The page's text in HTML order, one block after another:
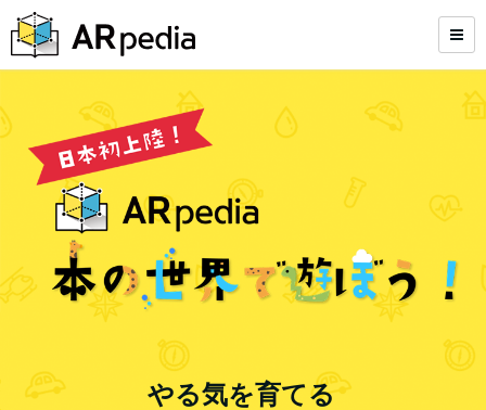
やる気を育てる